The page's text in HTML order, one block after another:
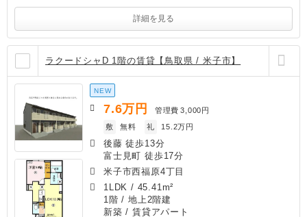
詳細を見る
ラクードシャD 1階の賃貸【鳥取県 / 米子市】
NEW
7.6万円 管理費 3,000円
敷
無料 礼 15.2万円
後藤 徒歩13分
富士見町 徒歩17分
米子市西福原4丁目
1LDK / 45.41m²
1階 / 地上2階建
新築 / 賃貸アパート